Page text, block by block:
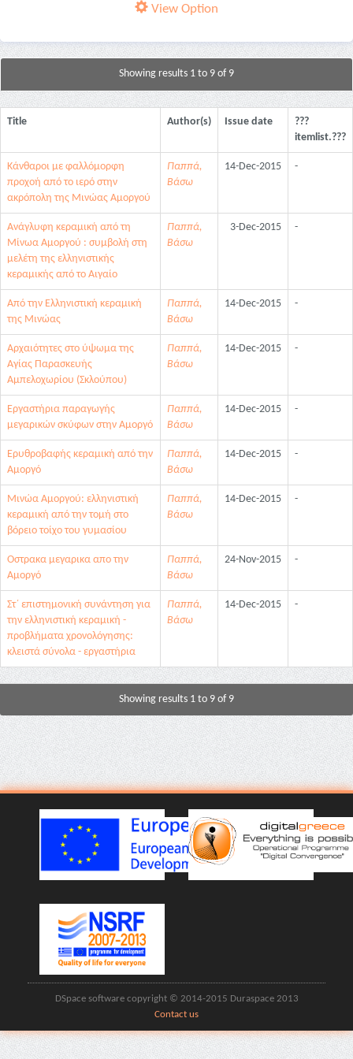
View Option
Showing results 1 to 9 of 9
Title Author(s) Issue date
???
itemlist.???
Kάνθαροι με φαλλόμορφη
προχοή από το ιερό στην
ακρόπολη της Μινώας Αμοργού
Παππά,
Βάσω
14-Dec-2015 -
Ανάγλυφη κεραμική από τη
Μίνωα Αμοργού : συμβολή στη
μελέτη της ελληνιστικής
κεραμικής από το Αιγαίο
Παππά,
Βάσω
3-Dec-2015 -
Από την Ελληνιστική κεραμική
της Μινώας
Παππά,
Βάσω
14-Dec-2015 -
Αρχαιότητες στο ύψωμα της
Αγίας Παρασκευής
Αμπελοχωρίου (Σκλούπου)
Παππά,
Βάσω
14-Dec-2015 -
Εργαστήρια παραγωγής
μεγαρικών σκύφων στην Αμοργό
Παππά,
Βάσω
14-Dec-2015 -
Ερυθροβαφής κεραμική από την
Αμοργό
Παππά,
Βάσω
14-Dec-2015 -
Μινώα Αμοργού: ελληνιστική
κεραμική από την τομή στο
βόρειο τοίχο του γυμασίου
Παππά,
Βάσω
14-Dec-2015 -
Οστρακα μεγαρικα απο την
Αμοργό
Παππά,
Βάσω
24-Nov-2015 -
Στ΄ επιστημονική συνάντηση για
την ελληνιστική κεραμική -
προβλήματα χρονολόγησης:
κλειστά σύνολα - εργαστήρια
Παππά,
Βάσω
14-Dec-2015 -
Showing results 1 to 9 of 9
DSpace software copyright © 2014-2015 Duraspace 2013
Contact us